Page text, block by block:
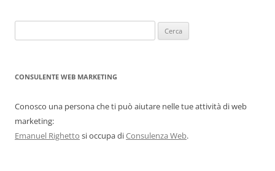
per:
CONSULENTE WEB MARKETING
Conosco una persona che ti può aiutare nelle tue attività di web
marketing:
Emanuel Righetto si occupa diConsulenza Web.